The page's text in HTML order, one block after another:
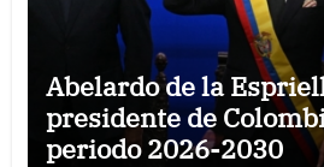
Abelardo de la
presidente de
periodo 2026-2030